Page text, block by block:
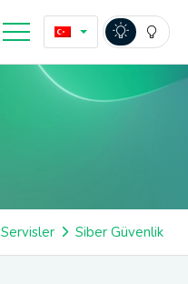
Servisler Siber Güvenlik